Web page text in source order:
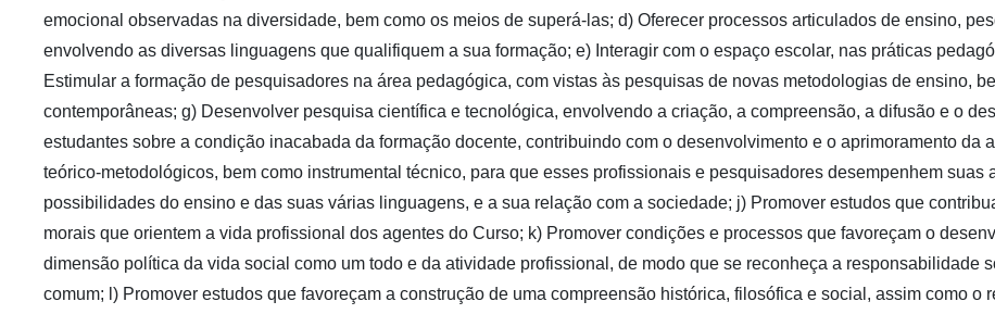
emocional observadas na diversidade, bem como os meios de superá-las; d) Oferecer processos articulados de ensino,
envolvendo as diversas linguagens que qualifiquem a sua formação; e) Interagir com o espaço escolar, nas práticas
Estimular a formação de pesquisadores na área pedagógica, com vistas às pesquisas de novas metodologias de ensino,
contemporâneas; g) Desenvolver pesquisa científica e tecnológica, envolvendo a criação, a compreensão, a difusão e o
estudantes sobre a condição inacabada da formação docente, contribuindo com o desenvolvimento e o aprimoramento da
teórico-metodológicos, bem como instrumental técnico, para que esses profissionais e pesquisadores desempenhem suas
possibilidades do ensino e das suas várias linguagens, e a sua relação com a sociedade; j) Promover estudos que
morais que orientem a vida profissional dos agentes do Curso; k) Promover condições e processos que favoreçam o
dimensão política da vida social como um todo e da atividade profissional, de modo que se reconheça a responsabilidade
comum; l) Promover estudos que favoreçam a construção de uma compreensão histórica, filosófica e social, assim como